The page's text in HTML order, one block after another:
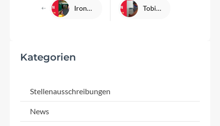
Ironman Frankfurt Wettkampfvorbereitung - KW23 mit Hindernissen Tobis Wettkampf-Countdown: KW21
Kategorien
Stellenausschreibungen
News